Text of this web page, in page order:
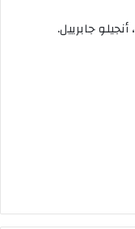
جابرييل.